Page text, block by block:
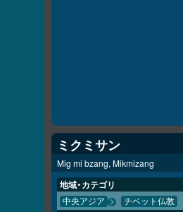
ミクミサン
Mig mi bzang, Mikmizang
地域・カテゴリ
中央アジア チベット仏教